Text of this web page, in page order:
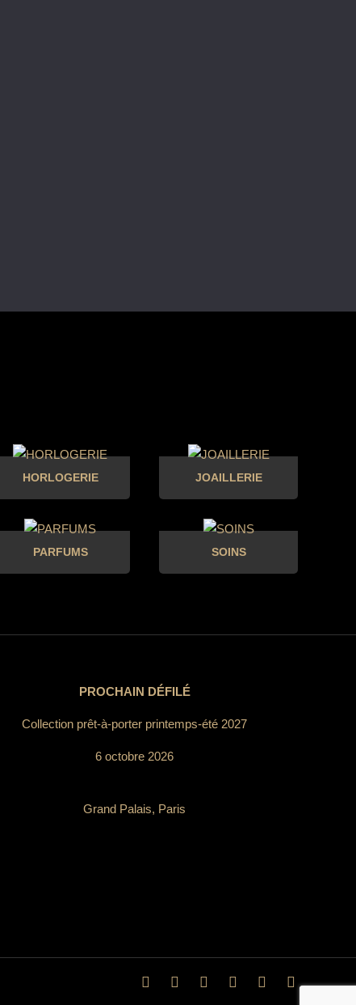
HORLOGERIE JOAILLERIE
PARFUMS SOINS
PROCHAIN DÉFILÉ
Collection prêt-à-porter printemps-été 2027
6 octobre 2026
Grand Palais, Paris